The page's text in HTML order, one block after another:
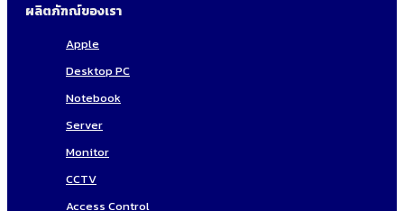
ผลิตภัฑณ์ของเรา
Apple
Desktop PC
Notebook
Server
Monitor
CCTV
Access Control